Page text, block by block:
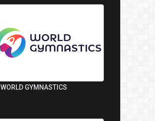
WORLD GYMNASTICS